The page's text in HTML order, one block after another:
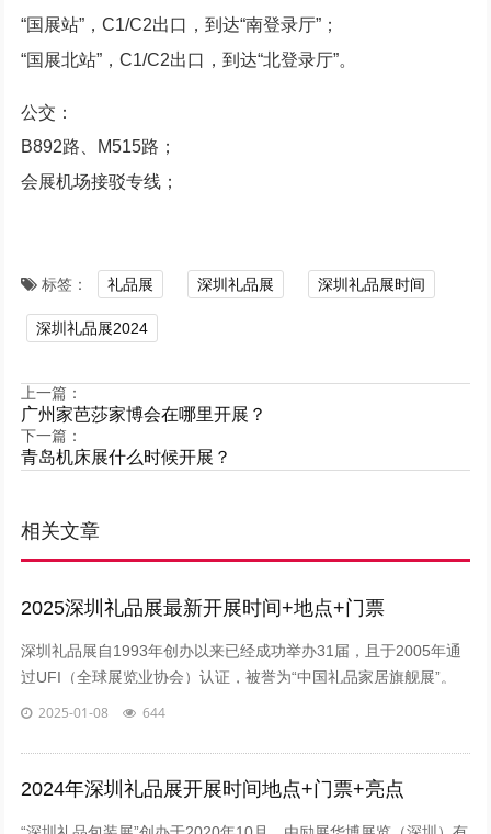
“国展站”，C1/C2出口，到达“南登录厅”；
“国展北站”，C1/C2出口，到达“北登录厅”。
公交：
B892路、M515路；
会展机场接驳专线；
标签： 礼品展 深圳礼品展 深圳礼品展时间
深圳礼品展2024
上一篇：
广州家芭莎家博会在哪里开展？
下一篇：
青岛机床展什么时候开展？
相关文章
2025深圳礼品展最新开展时间+地点+门票
深圳礼品展自1993年创办以来已经成功举办31届，且于2005年通
过UFI（全球展览业协会）认证，被誉为“中国礼品家居旗舰展”。
开展时间：4月25-28日开展地点：深圳国际会展中心（宝安新馆）
2025-01-08 644
2024年深圳礼品展开展时间地点+门票+亮点